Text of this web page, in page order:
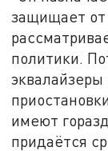
защищает от
политики.
эквалайзеры
имеют
придаётся